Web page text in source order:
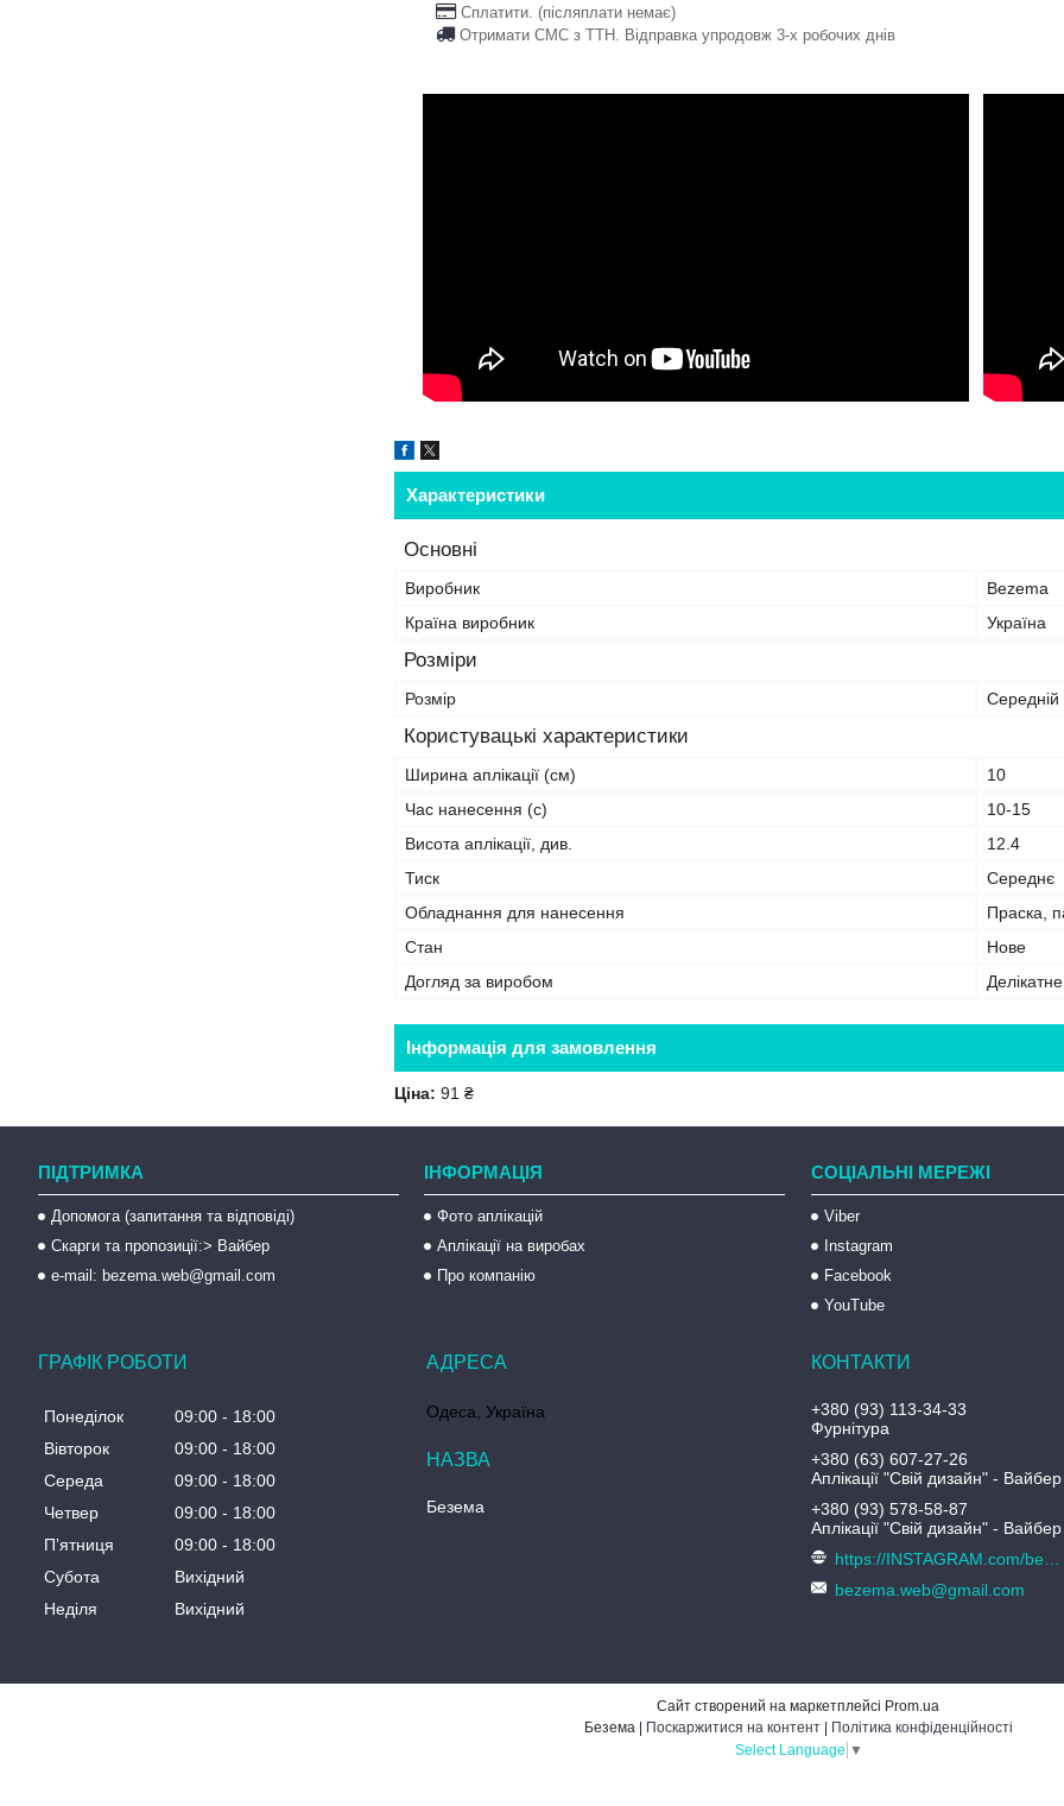
Сплатити. (післяплати немає)
Отримати СМС з ТТН. Відправка упродовж 3-х робочих днів
Характеристики
Основні
Виробник
Bezema
Країна виробник
Україна
Розміри
Розмір Середній
Користувацькі характеристики
Ширина аплікації (см)
10
Час нанесення (с)
10-15
Висота аплікації, див.
12.4
Тиск
Середнє
Обладнання для нанесення
Праска,
Стан
Нове
Догляд за виробом
Інформація для замовлення
Ціна: 91 ₴
ПІДТРИМКА
Допомога (запитання та відповіді)
Скарги та пропозиції:> Вайбер
e-mail: bezema.web@gmail.com
ІНФОРМАЦІЯ
Фото аплікацій
Аплікації на виробах
Про компанію
СОЦІАЛЬНІ МЕРЕЖІ
Viber
Instagram
Facebook
YouTube
ГРАФІК РОБОТИ
Понеділок 09:00
18:00
Вівторок
09:00
18:00
Середа
09:00
18:00
Четвер
09:00
18:00
Пʼятниця
09:00
18:00
Субота
Вихідний
Неділя
Вихідний
Одеса, Україна
Безема
+380 (93) 113-34-33
Фурнітура
+380 (63) 607-27-26
Аплікації "Свій дизайн" - Вайбер
+380 (93) 578-58-87
Аплікації "Свій дизайн" - Вайбер
bezema.web@gmail.com
Сайт створений на маркетплейсі Prom.ua
Поскаржитися на контент
Політика конфіденційності
Select Language ▼